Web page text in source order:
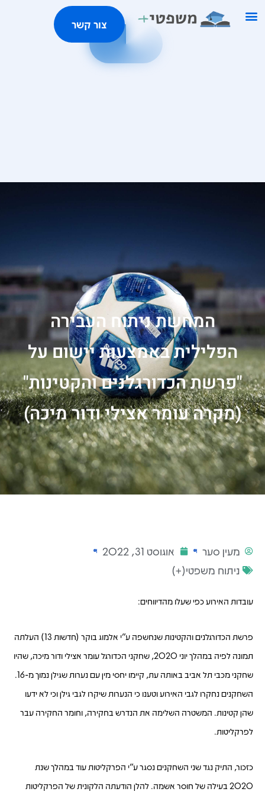
דילוג
צור קשר
מעין סער אוגוסט 31, 2022 ניתוח משפטי(+)
המחשת ניתוח העבירה
הפלילית באמצעות יישום על
"פרשת הכדורגלנים והקטינות"
(מקרה עומר אצילי ודור מיכה)
מעין סער
אוגוסט 31, 2022
ניתוח משפטי(+)
עובדות האירוע כפי שעלו מהדיווחים:
פרשת הכדורגלנים והקטינות שנחשפה ע"י אלמוג בוקר (חדשות 13) העלתה
תמונה לפיה במהלך יוני 2020, שחקני הכדורגל עומר אצילי ודור מיכה, שהיו
שחקני מכבי תל אביב באותה עת, קיימו יחסי מין עם נערות שגילן נמוך מ-16.
השחקנים נחקרו לגבי האירוע וטענו כי הנערות שיקרו לגבי גילן וכי לא ידעו
שהן קטינות. המשטרה השלימה את הנדרש בחקירה, וחומר החקירה עבר
לפרקליטות.
כזכור, התיק נגד שני השחקנים נסגר ע"י הפרקליטות עוד במהלך שנת
2020 בעילה של חוסר אשמה. להלן הודעתה הלקונית של הפרקליטות